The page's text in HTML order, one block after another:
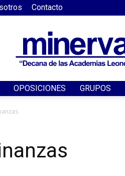
Contacto
OPOSICIONES GRUPOS